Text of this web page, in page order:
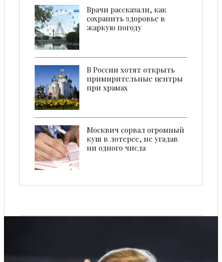
Врачи рассказали, как
сохранить здоровье в
жаркую погоду
В России хотят открыть
примирительные центры
при храмах
Москвич сорвал огромный
куш в лотерее, не угадав
ни одного числа